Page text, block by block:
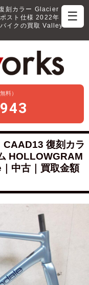
☰
刻カラー Glacier
スト仕様 2022年
イクの買取 Valley
料）
復刻カラ
HOLLOWGRAM
中古｜買取金額